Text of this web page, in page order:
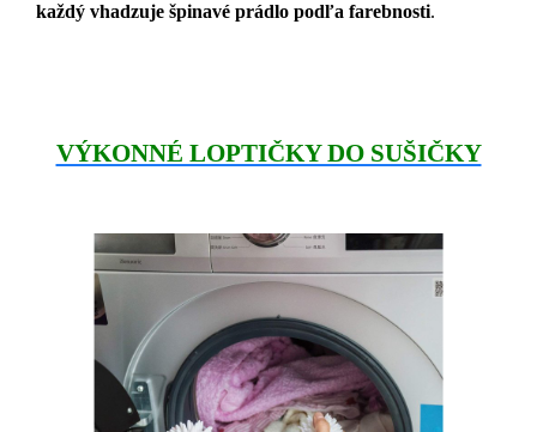
každý vhadzuje špinavé prádlo podľa farebnosti.
VÝKONNÉ LOPTIČKY DO SUŠIČKY